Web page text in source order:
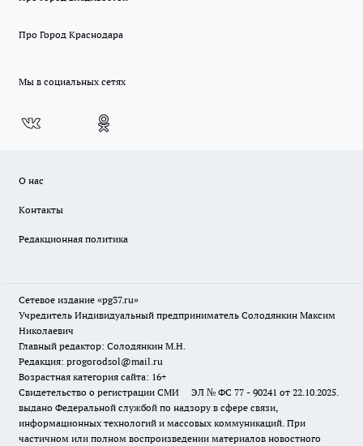
Про Город Краснодара
Мы в социальных сетях
О нас
Контакты
Редакционная политика
Сетевое издание «pg37.ru»
Учредитель Индивидуальный предприниматель Солодянкин Максим
Николаевич
Главный редактор: Солодянкин М.Н.
Редакция: progorodsol@mail.ru
Возрастная категория сайта: 16+
Свидетельство о регистрации СМИ ЭЛ № ФС 77 - 90241 от 22.10.2025.
выдано Федеральной службой по надзору в сфере связи,
информационных технологий и массовых коммуникаций. При
частичном или полном воспроизведении материалов новостного